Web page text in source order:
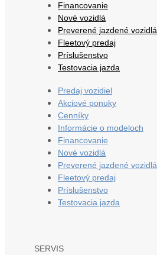
Financovanie
Nové vozidlá
Preverené jazdené vozidlá
Fleetový predaj
Príslušenstvo
Testovacia jazda
Predaj vozidiel
Akciové ponuky
Cenníky
Informácie o modeloch
Financovanie
Nové vozidlá
Preverené jazdené vozidlá
Fleetový predaj
Príslušenstvo
Testovacia jazda
SERVIS